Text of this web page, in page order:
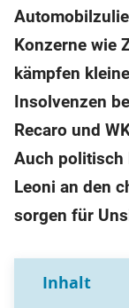
Konzerne wie
kämpfen
Insolvenzen
Recaro und
Auch politisch
Leoni an den
sorgen für
Inhalt